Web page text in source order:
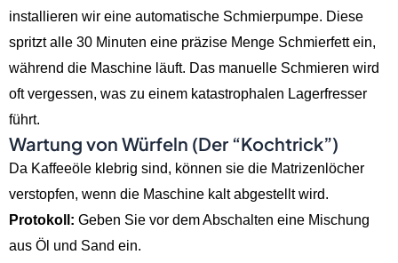
installieren wir eine automatische Schmierpumpe. Diese
spritzt alle 30 Minuten eine präzise Menge Schmierfett ein,
während die Maschine läuft. Das manuelle Schmieren wird
oft vergessen, was zu einem katastrophalen Lagerfresser
führt.
Wartung von Würfeln (Der “Kochtrick”)
Da Kaffeeöle klebrig sind, können sie die Matrizenlöcher
verstopfen, wenn die Maschine kalt abgestellt wird.
Protokoll: Geben Sie vor dem Abschalten eine Mischung
aus Öl und Sand ein.